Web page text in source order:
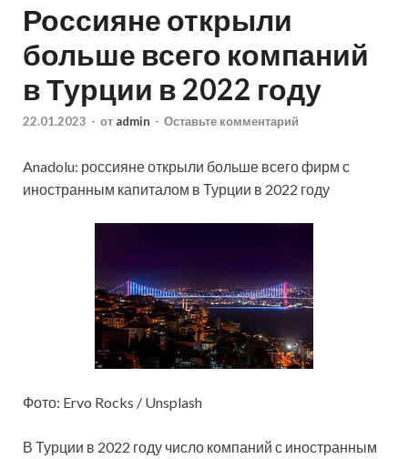
Россияне открыли
больше всего компаний
в Турции в 2022 году
22.01.2023 - от admin - Оставьте комментарий
Anadolu: россияне открыли больше всего фирм с
иностранным капиталом в Турции в 2022 году
Фото: Ervo Rocks / Unsplash
В Турции в 2022 году число компаний с иностранным